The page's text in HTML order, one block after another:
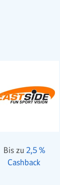
Bis zu 2,5 %
Cashback